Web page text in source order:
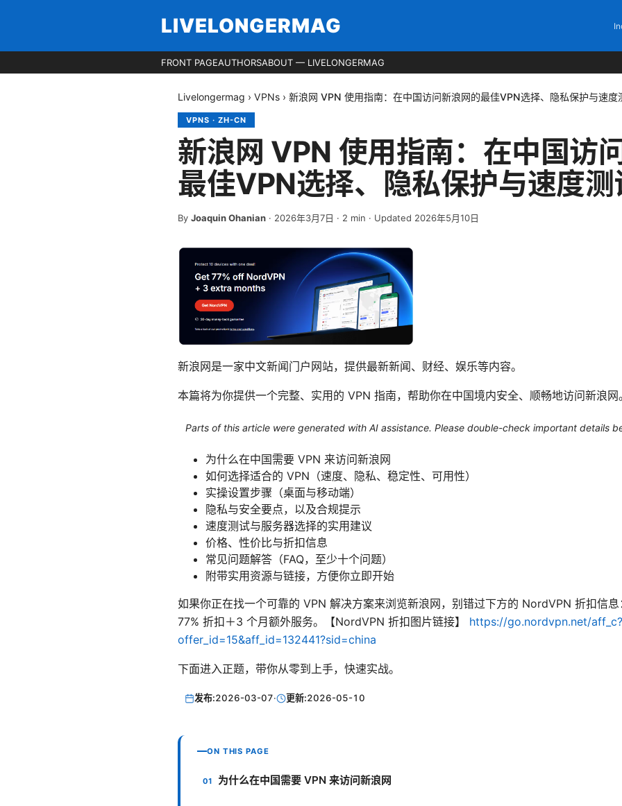
LIVELONGERMAG
FRONT PAGEAUTHORSABOUT — LIVELONGERMAG
Livelongermag › VPNs › 新浪网 VPN 使用指南：在中国访问新浪网的最佳VPN选择、隐私保护与速度
VPNS · ZH-CN
新浪网 VPN 使用指南：在中国访
最佳VPN选择、隐私保护与速度测
By Joaquin Ohanian · 2026年3月7日 · 2 min · Updated 2026年5月10日
新浪网是一家中文新闻门户网站，提供最新新闻、财经、娱乐等内容。
本篇将为你提供一个完整、实用的 VPN 指南，帮助你在中国境内安全、顺畅地访问新浪
Parts of this article were generated with AI assistance. Please double-check important details
为什么在中国需要 VPN 来访问新浪网
如何选择适合的 VPN（速度、隐私、稳定性、可用性）
实操设置步骤（桌面与移动端）
隐私与安全要点，以及合规提示
速度测试与服务器选择的实用建议
价格、性价比与折扣信息
常见问题解答（FAQ，至少十个问题）
附带实用资源与链接，方便你立即开始
如果你正在找一个可靠的 VPN 解决方案来浏览新浪网，别错过下方的 NordVPN 折扣信
77% 折扣＋3 个月额外服务。【NordVPN 折扣图片链接】 https://go.nordvpn.net/aff_c?
offer_id=15&aff_id=132441?sid=china
下面进入正题，带你从零到上手，快速实战。
发布:2026-03-07· 更新:2026-05-10
ON THIS PAGE
为什么在中国需要 VPN 来访问新浪网